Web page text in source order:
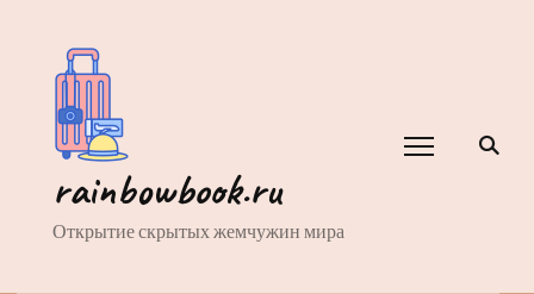
rainbowbook.ru
Открытие скрытых жемчужин мира